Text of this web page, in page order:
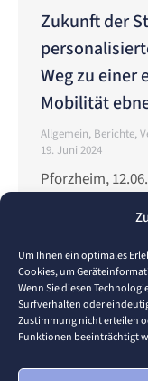
Um Ihnen ein optimales
Cookies, um
Wenn Sie diesen
Surfverhalten oder
Zustimmung nicht erteilen
Funktionen beeinträchtigt
Zukunft der
Weg zu einer
Mobilität
Allgemein, Berichte,
19. Juni 2024
Pforzheim,
der Hochschule
11.06.2024
Bedeutung der
Vereinbarkeit
dass gerade in
Verkehr eine